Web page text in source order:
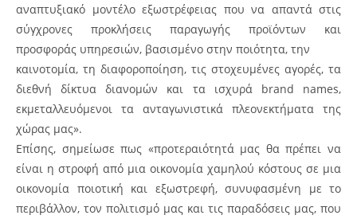
αναπτυξιακό μοντέλο εξωστρέφειας που να απαντά στις
σύγχρονες προκλήσεις παραγωγής προϊόντων και
προσφοράς υπηρεσιών, βασισμένο στην ποιότητα, την
καινοτομία, τη διαφοροποίηση, τις στοχευμένες αγορές, τα
διεθνή δίκτυα διανομών και τα ισχυρά brand names,
εκμεταλλευόμενοι τα ανταγωνιστικά πλεονεκτήματα της
χώρας μας».
Επίσης, σημείωσε πως «προτεραιότητά μας θα πρέπει να
είναι η στροφή από μια οικονομία χαμηλού κόστους σε μια
οικονομία ποιοτική και εξωστρεφή, συνυφασμένη με το
περιβάλλον, τον πολιτισμό μας και τις παραδόσεις μας, που